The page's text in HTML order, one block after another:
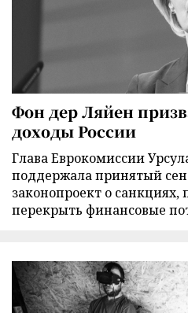
Фон дер Ляйен
доходы России
Глава Еврокомиссии
поддержала принятый
законопроект о санкциях,
перекрыть финансовые